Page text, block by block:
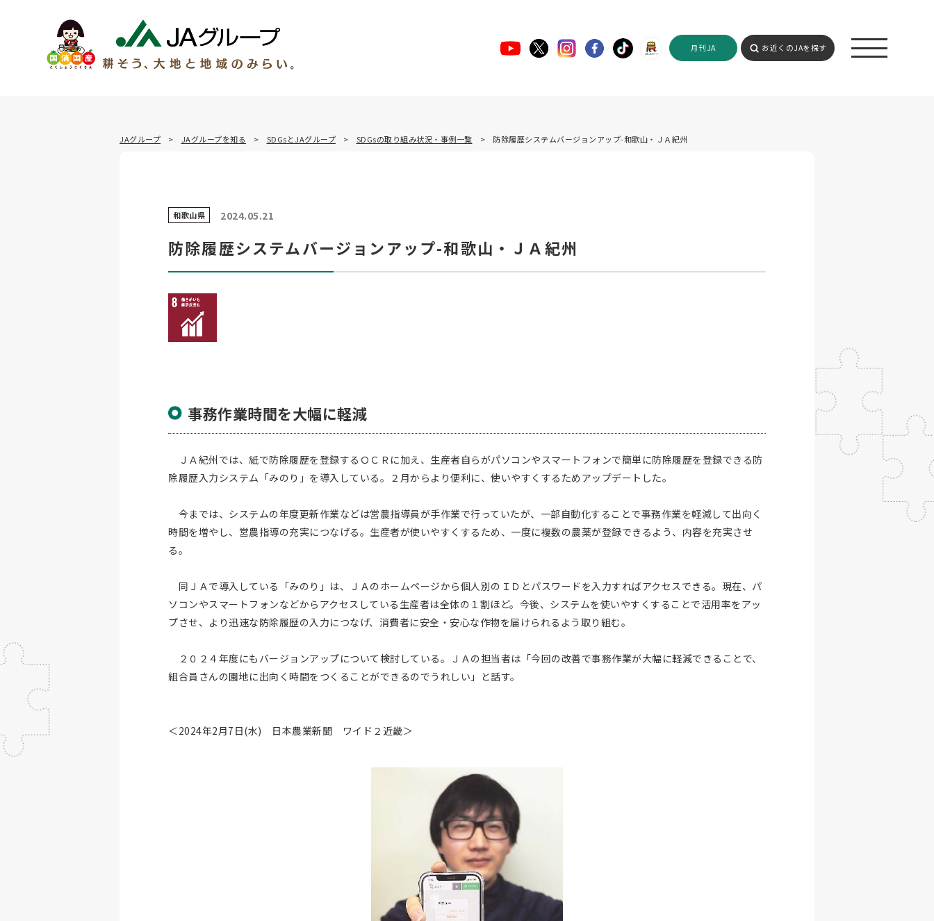
月刊JA お近くのJAを探す
JAグループ JAグループを知る SDGsとJAグループ SDGsの取り組み状況・事例一覧 防除履歴システムバージョンアップ-和歌山・ＪＡ紀州
和歌山県 2024.05.21
防除履歴システムバージョンアップ-和歌山・ＪＡ紀州
事務作業時間を大幅に軽減
ＪＡ紀州では、紙で防除履歴を登録するＯＣＲに加え、生産者自らがパソコンやスマートフォンで簡単に防除履歴を登録できる防
除履歴入力システム「みのり」を導入している。２月からより便利に、使いやすくするためアップデートした。
今までは、システムの年度更新作業などは営農指導員が手作業で行っていたが、一部自動化することで事務作業を軽減して出向く
時間を増やし、営農指導の充実につなげる。生産者が使いやすくするため、一度に複数の農薬が登録できるよう、内容を充実させ
る。
同ＪＡで導入している「みのり」は、ＪＡのホームページから個人別のＩＤとパスワードを入力すればアクセスできる。現在、パ
ソコンやスマートフォンなどからアクセスしている生産者は全体の１割ほど。今後、システムを使いやすくすることで活用率をアッ
プさせ、より迅速な防除履歴の入力につなげ、消費者に安全・安心な作物を届けられるよう取り組む。
２０２４年度にもバージョンアップについて検討している。ＪＡの担当者は「今回の改善で事務作業が大幅に軽減できることで、
組合員さんの園地に出向く時間をつくることができるのでうれしい」と話す。
＜2024年2月7日(水) 日本農業新聞 ワイド２近畿＞